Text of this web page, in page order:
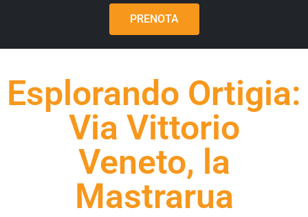
PRENOTA
Esplorando Ortigia:
Via Vittorio
Veneto, la
Mastrarua